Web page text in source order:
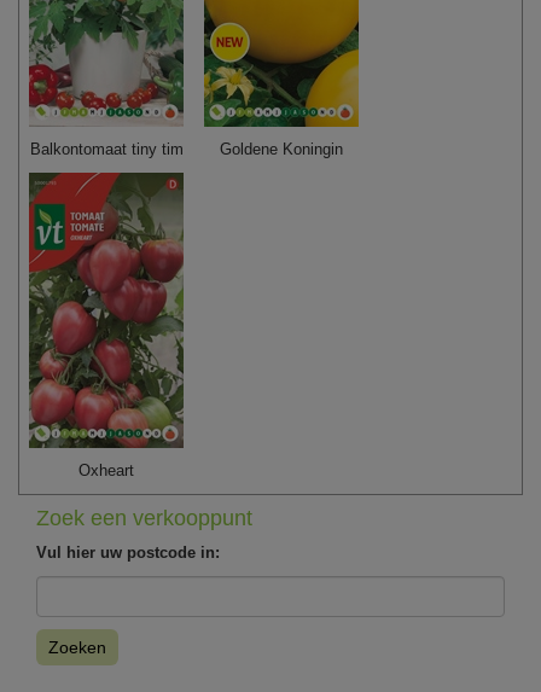
Balkontomaat tiny tim Goldene Koningin
Oxheart
Zoek een verkooppunt
Vul hier uw postcode in:
Zoeken